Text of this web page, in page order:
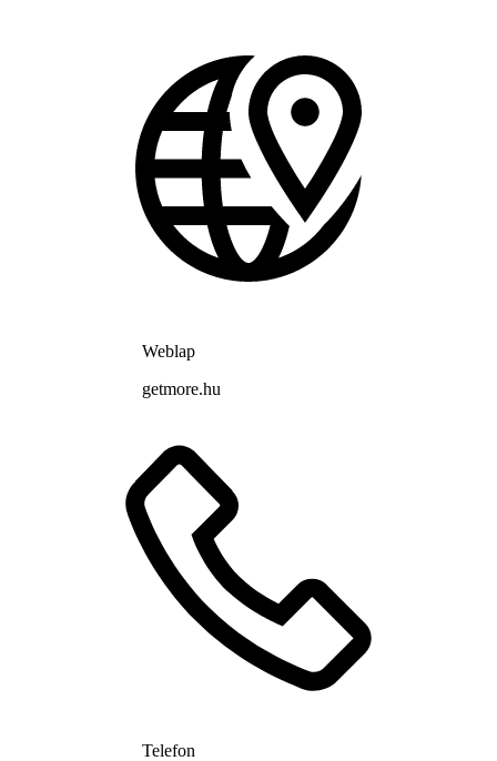
Weblap
getmore.hu
Telefon